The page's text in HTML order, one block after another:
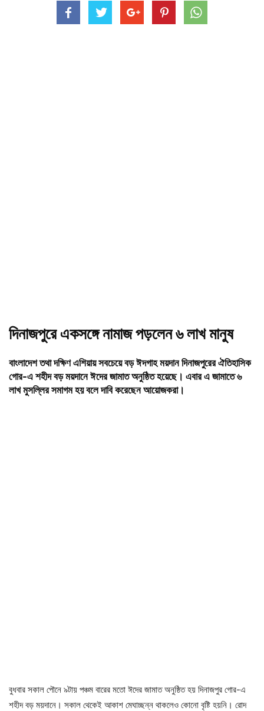
দিনাজপুরে একসঙ্গে নামাজ পড়লেন ৬ লাখ মানুষ
বাংলাদেশ তথা দক্ষিণ এশিয়ায় সবচেয়ে বড় ঈদগাহ ময়দান দিনাজপুরের ঐতিহাসিক
গোর-এ শহীদ বড় ময়দানে ঈদের জামাত অনুষ্ঠিত হয়েছে। এবার এ জামাতে ৬
লাখ মুসল্লির সমাগম হয় বলে দাবি করেছেন আয়োজকরা।
বুধবার সকাল পৌনে ৯টায় পঞ্চম বারের মতো ঈদের জামাত অনুষ্ঠিত হয় দিনাজপুর গোর-এ
শহীদ বড় ময়দানে। সকাল থেকেই আকাশ মেঘাচ্ছন্ন থাকলেও কোনো বৃষ্টি হয়নি। রোদ